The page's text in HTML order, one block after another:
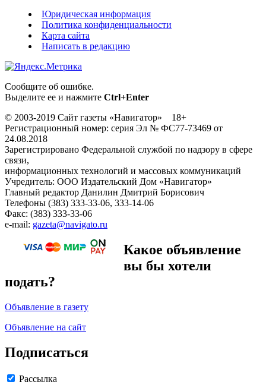
Юридическая информация
Политика конфиденциальности
Карта сайта
Написать в редакцию
Сообщите об ошибке.
Выделите ее и нажмите Ctrl+Enter
© 2003-2019 Сайт газеты «Навигатор» 18+
Регистрационный номер: серия Эл № ФС77-73469 от
24.08.2018
Зарегистрировано Федеральной службой по надзору в сфере
связи,
информационных технологий и массовых коммуникаций
Учредитель: ООО Издательский Дом «Навигатор»
Главный редактор Данилин Дмитрий Борисович
Телефоны (383) 333-33-06, 333-14-06
Факс: (383) 333-33-06
e-mail: gazeta@navigato.ru
Какое объявление
вы бы хотели
подать?
Объявление в газету
Объявление на сайт
Подписаться
Рассылка